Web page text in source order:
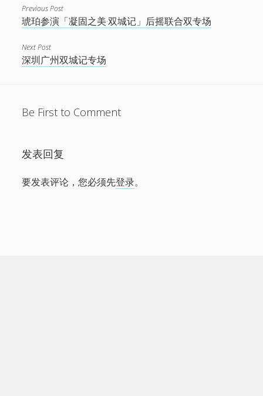
Previous Post
琥珀参演「凝固之美·双城记」后摇联合双专场
Next Post
深圳广州双城记专场
Be First to Comment
发表回复
要发表评论，您必须先登录。